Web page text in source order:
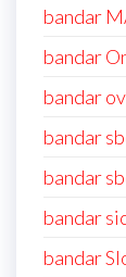
bandar
bandar
bandar
bandar
bandar
bandar
bandar